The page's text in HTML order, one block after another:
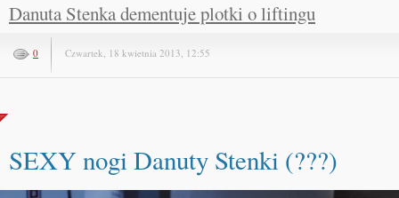
Danuta Stenka dementuje plotki o liftingu
0 Czwartek, 18 kwietnia 2013, 12:55
SEXY nogi Danuty Stenki (???)